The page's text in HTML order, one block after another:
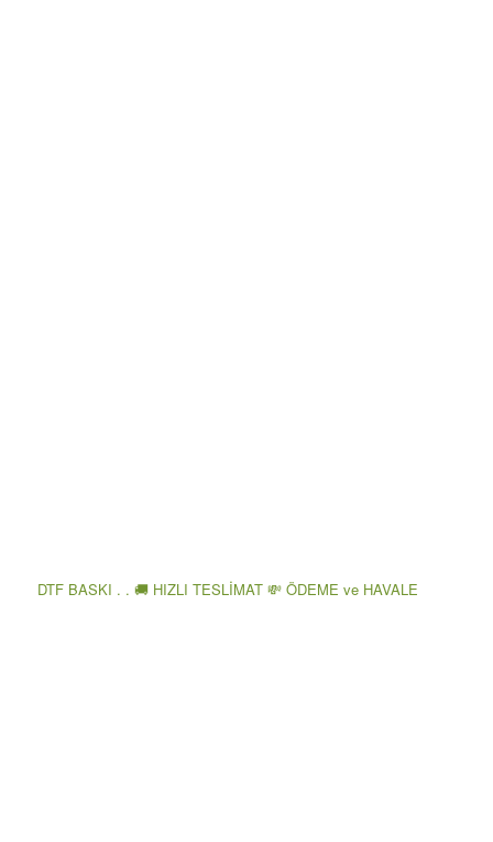
DTF BASKI . . 🚚 HIZLI TESLİMAT 💸 ÖDEME ve HAVALE